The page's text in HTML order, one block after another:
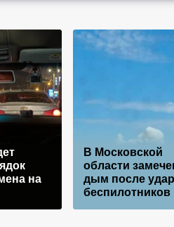
на
В Московской
области
дым после
беспилотников